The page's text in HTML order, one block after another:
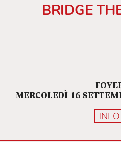
BRIDGE
MERCOLEDÌ 16
INFO